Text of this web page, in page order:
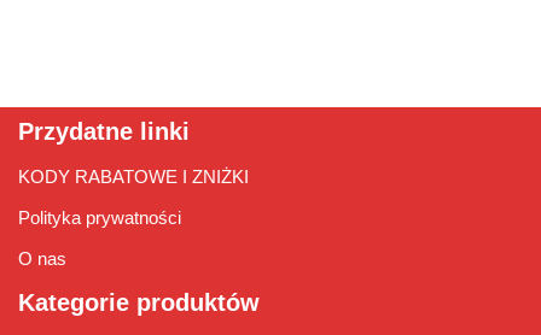
Przydatne linki
KODY RABATOWE I ZNIŻKI
Polityka prywatności
O nas
Kategorie produktów